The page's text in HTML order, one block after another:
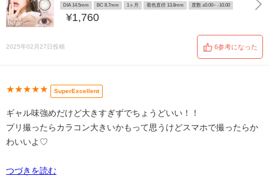
DIA 14.5mm BC 8.7mm 1ヶ月 着色直径 13.8mm 度数 ±0.00~ -10.00
¥1,760
2025年02月27日投稿 6参考になった
★★★★★ SuperExcellent
ギャル味強めだけど大きすぎずでちょうどいい！！
プリ撮ったらカラコン大きいかもって思うけどスマホで撮ったらか
わいいよ♡
つづきを読む